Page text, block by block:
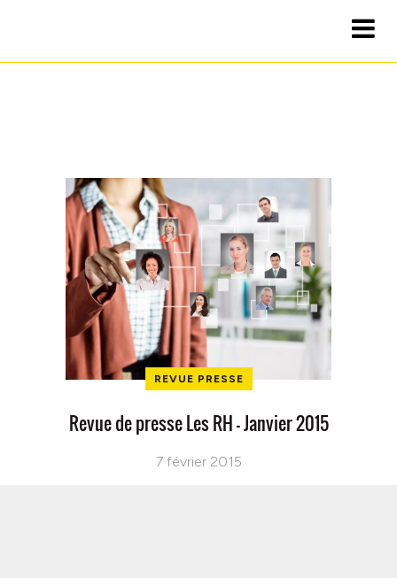
REVUE PRESSE
Revue de presse Les RH – Janvier 2015
7 février 2015